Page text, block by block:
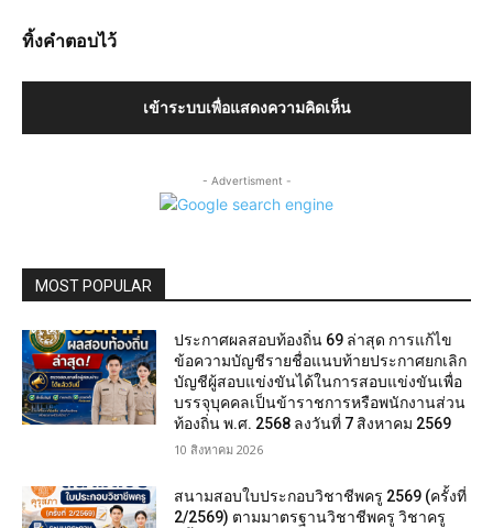
ทิ้งคำตอบไว้
เข้าระบบเพื่อแสดงความคิดเห็น
- Advertisment -
MOST POPULAR
ประกาศผลสอบท้องถิ่น 69 ล่าสุด การแก้ไข
ข้อความบัญชีรายชื่อแนบท้ายประกาศยกเลิก
บัญชีผู้สอบแข่งขันได้ในการสอบแข่งขันเพื่อ
บรรจุบุคคลเป็นข้าราชการหรือพนักงานส่วน
ท้องถิ่น พ.ศ. 2568 ลงวันที่ 7 สิงหาคม 2569
10 สิงหาคม 2026
สนามสอบใบประกอบวิชาชีพครู 2569 (ครั้งที่
2/2569) ตามมาตรฐานวิชาชีพครู วิชาครู